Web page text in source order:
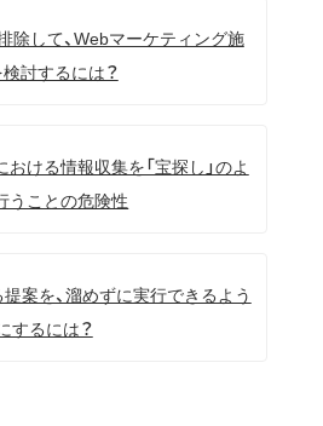
除して、Webマーケティング施
討するには？
ける情報収集を「宝探し」のよ
うことの危険性
案を、溜めずに実行できるよう
するには？